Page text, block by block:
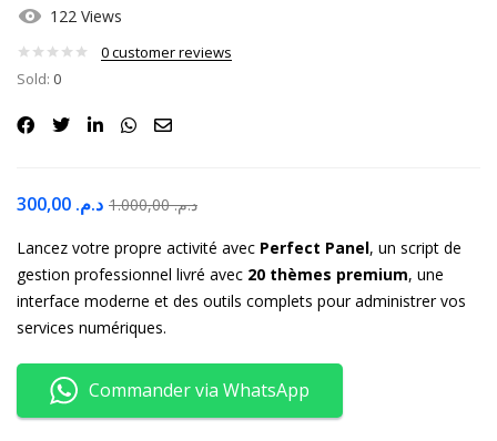
122 Views
0customer reviews
Sold: 0
د.م. د.م.1.000,00
Lancez votre propre activité avec Perfect Panel, un script de
gestion professionnel livré avec 20 thèmes premium, une
interface moderne et des outils complets pour administrer vos
services numériques.
Commander via WhatsApp